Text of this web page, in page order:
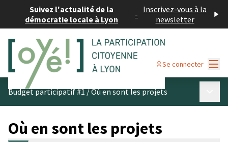
Suivez l'actualité de la
démocratie locale à Lyon
- Inscrivez-vous à la
newsletter
Se connecter
Budget participatif #1/Où en sont les projets
Où en sont les projets